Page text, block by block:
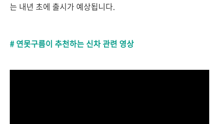
는 내년 초에 출시가 예상됩니다.
# 연못구름이 추천하는 신차 관련 영상